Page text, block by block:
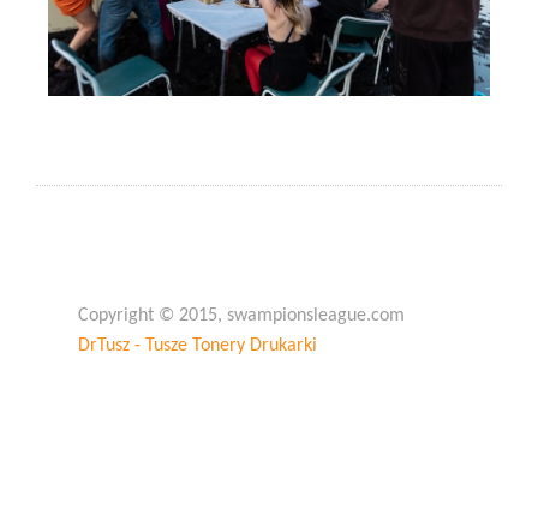
Copyright © 2015, swampionsleague.com
DrTusz - Tusze Tonery Drukarki